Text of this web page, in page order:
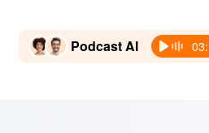
Podcast AI